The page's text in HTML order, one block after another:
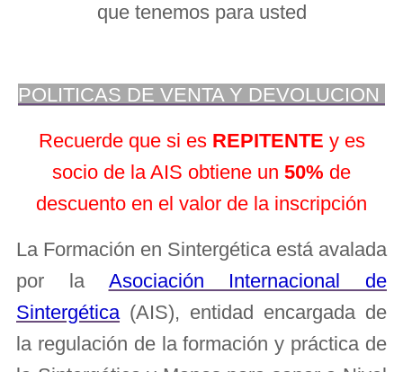
que tenemos para usted
POLITICAS DE VENTA Y DEVOLUCION
Recuerde que si es REPITENTE y es
socio de la AIS obtiene un 50% de
descuento en el valor de la inscripción
La Formación en Sintergética está avalada
por la Asociación Internacional de
Sintergética(AIS), entidad encargada de
la regulación de la formación y práctica de